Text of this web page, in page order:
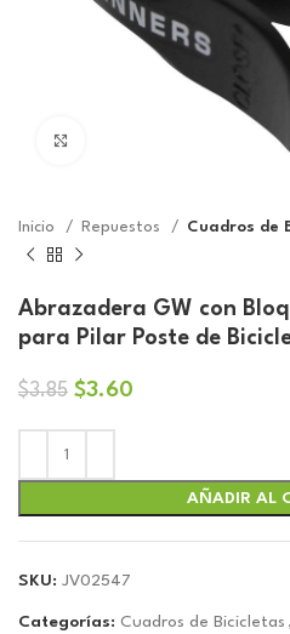
Inicio Repuestos Cuadros de
Abrazadera GW con
para Pilar Poste de
$3.85 El
era:
$3.60
$3.60.AÑADIR AL
SKU: JV02547
Categorías: Cuadros de Bicicletas ,